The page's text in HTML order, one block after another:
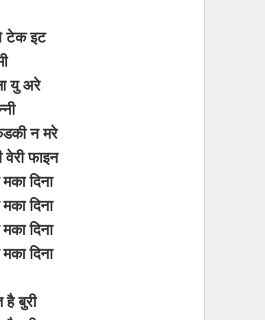
टेक इट
यु अरे
न मरे
वेरी फाइन
दिना
दिना
दिना
दिना
बुरी